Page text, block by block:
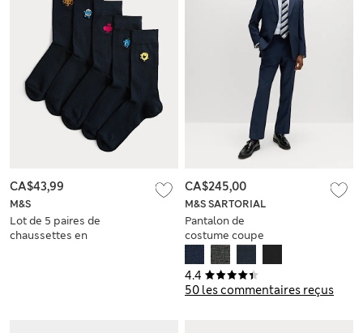
M&S
Lot de 5 paires de
chaussettes en
CA$43,99
4.4
50 les commentaires reçus
M&S SARTORIAL
Pantalon de
costume coupe
standard 100 % laine
de première qualité
CA$245,00